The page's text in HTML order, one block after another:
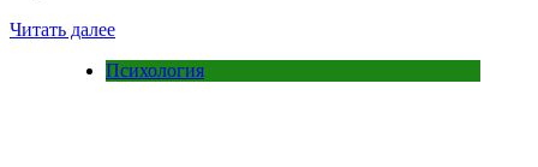
Читать далее
Психология